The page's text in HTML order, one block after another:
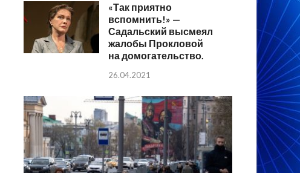
«Так приятно
вспомнить!» —
Садальский высмеял
жалобы Прокловой
на домогательство.
26.04.2021